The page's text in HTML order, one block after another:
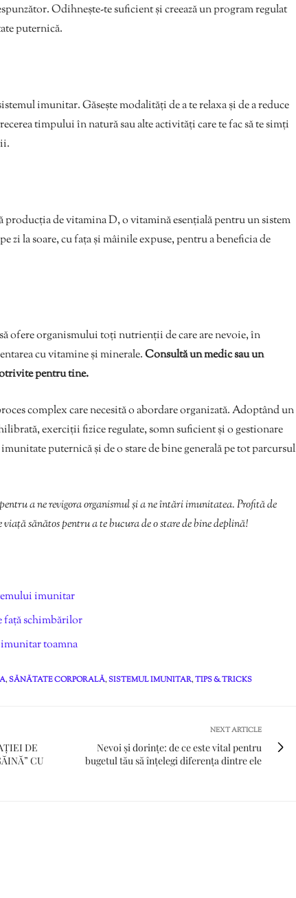
Odihnește-te suficient și creează un program regulat
puternică.
imunitar. Găsește modalități de a te relaxa și de a reduce
timpului în natură sau alte activități care te fac să te simți
producția de vitamina D, o vitamină esențială pentru un sistem
zi la soare, cu fața și mâinile expuse, pentru a beneficia de
ofere organismului toți nutrienții de care are nevoie, în
cu vitamine și minerale.Consultă un medic sau un
pentru tine.
complex care necesită o abordare organizată. Adoptând un
exerciții fizice regulate, somn suficient și o gestionare
puternică și de o stare de bine generală pe tot parcursul
a ne revigora organismul și a ne întări imunitatea. Profită de
sănătos pentru a te bucura de o stare de bine deplină!
imunitar
față schimbărilor
toamna
,SĂNĂTATE CORPORALĂ,SISTEMUL IMUNITAR,TIPS & TRICKS
DE
CU
NEXT ARTICLE
Nevoi și dorințe: de ce este vital pentru
bugetul tău să înțelegi diferența dintre ele